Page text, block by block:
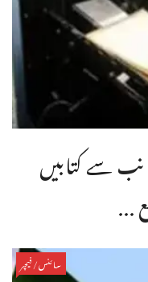
سے کتابیں
...
سائنس/فیچر